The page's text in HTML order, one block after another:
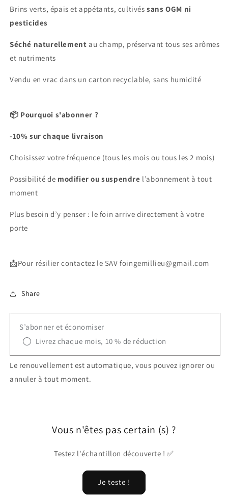
Brins verts, épais et appétants, cultivéssans OGM ni
pesticides
Séché naturellement au champ, préservant tous ses arômes
et nutriments
Vendu en vrac dans un carton recyclable, sans humidité
📦 Pourquoi s'abonner ?
-10% sur chaque livraison
Choisissez votre fréquence (tous les mois ou tous les 2 mois)
Possibilité de modifier ou suspendre l’abonnement à tout
moment
Plus besoin d’y penser : le foin arrive directement à votre
porte
📩Pour résilier contactez le SAV foingemillieu@gmail.com
Share
S’abonner et économiser
Livrez chaque mois, 10 % de réduction
Le renouvellement est automatique, vous pouvez ignorer ou
annuler à tout moment.
Vous n'êtes pas certain (s) ?
Testez l'échantillon découverte ! ✅
Je teste !